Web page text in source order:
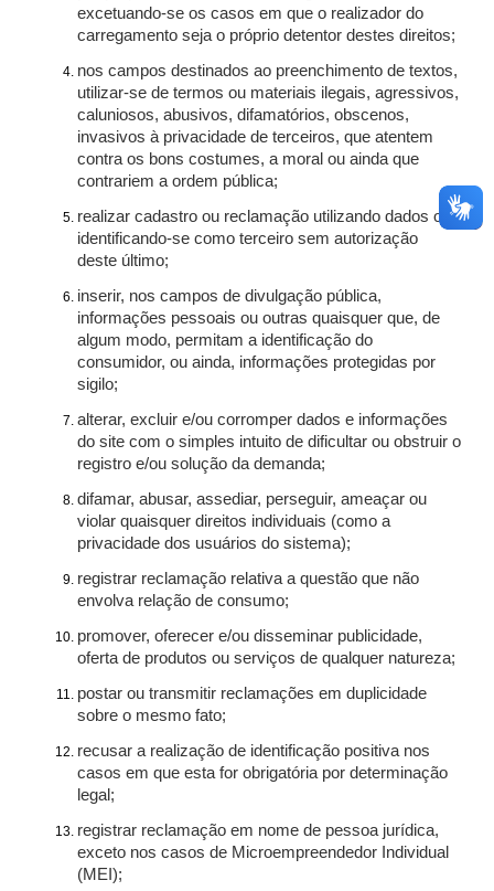
excetuando-se os casos em que o realizador do
carregamento seja o próprio detentor destes direitos;
nos campos destinados ao preenchimento de textos,
utilizar-se de termos ou materiais ilegais, agressivos,
caluniosos, abusivos, difamatórios, obscenos,
invasivos à privacidade de terceiros, que atentem
contra os bons costumes, a moral ou ainda que
contrariem a ordem pública;
realizar cadastro ou reclamação utilizando dados ou
identificando-se como terceiro sem autorização
deste último;
inserir, nos campos de divulgação pública,
informações pessoais ou outras quaisquer que, de
algum modo, permitam a identificação do
consumidor, ou ainda, informações protegidas por
sigilo;
alterar, excluir e/ou corromper dados e informações
do site com o simples intuito de dificultar ou obstruir o
registro e/ou solução da demanda;
difamar, abusar, assediar, perseguir, ameaçar ou
violar quaisquer direitos individuais (como a
privacidade dos usuários do sistema);
registrar reclamação relativa a questão que não
envolva relação de consumo;
promover, oferecer e/ou disseminar publicidade,
oferta de produtos ou serviços de qualquer natureza;
postar ou transmitir reclamações em duplicidade
sobre o mesmo fato;
recusar a realização de identificação positiva nos
casos em que esta for obrigatória por determinação
legal;
registrar reclamação em nome de pessoa jurídica,
exceto nos casos de Microempreendedor Individual
(MEI);